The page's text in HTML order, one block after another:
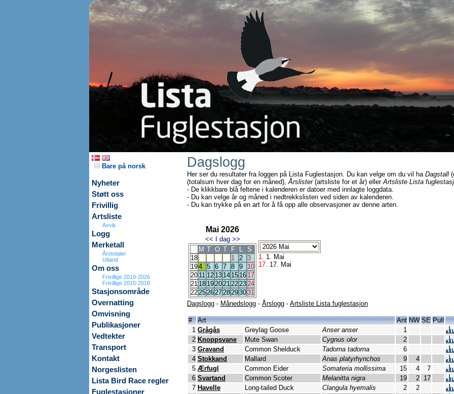
Bare på norsk
Nyheter
Støtt oss
Frivillig
Artsliste
Avvik
Logg
Merketall
Årstotaler
Utland
Om oss
Frivillige 2019-2026
Frivillige 2015-2018
Stasjonsområde
Overnatting
Omvisning
Publikasjoner
Vedtekter
Transport
Kontakt
Norgeslisten
Lista Bird Race regler
Fuglestasjoner
Dagslogg
Her ser du resultater fra loggen på Lista Fuglestasjon. Du kan velge om du vil ha Dagstall
(totalsum hver dag for en måned),Årslister(artsliste for et år) ellerArtsliste Lista
- De klikkbare blå feltene i kalenderen er datoer med innlagte loggdata.
- Du kan velge år og måned i nedtrekkslisten ved siden av kalenderen.
- Du kan trykke på en art for å få opp alle observasjoner av denne arten.
Mai 2026
<< I dag >>
M T O T F L
S
18
1 2 3
194 5 6 7 8 9
10
20 11 12 13 14 15 16 17
21 18 192021222324
2225262728293031
1. 1. Mai
17. 17. Mai
Dagslogg - Månedslogg - Årslogg - Artsliste Lista fuglestasjon
# Art Ant NW SE Pull
1 Grågås Greylag Goose Anser anser
1
2 Knoppsvane Mute Swan Cygnus olor
2
3 Gravand Common Shelduck Tadorna tadorna
6
4 Stokkand Mallard Anas platyrhynchos 9
4
5 Ærfugl Common Eider Somateria mollissima 15 4
7
6 Svartand Common Scoter Melanitta nigra 19 2 17
7 Havelle Long-tailed Duck Clangula hyemalis 2
2